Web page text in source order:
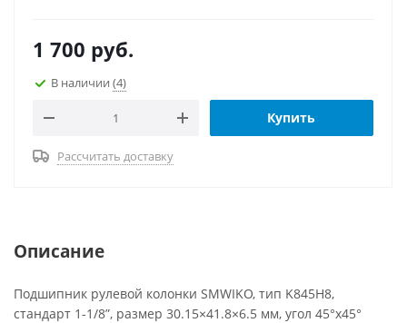
1 700 руб.
В наличии (4)
Купить
Рассчитать доставку
Описание
Подшипник рулевой колонки SMWIKO, тип K845H8,
стандарт 1-1/8”, размер 30.15×41.8×6.5 мм, угол 45°х45°